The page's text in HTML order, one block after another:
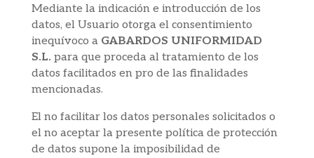
Mediante la indicación e introducción de los
datos, el Usuario otorga el consentimiento
inequívoco a GABARDOS UNIFORMIDAD
S.L. para que proceda al tratamiento de los
datos facilitados en pro de las finalidades
mencionadas.
El no facilitar los datos personales solicitados o
el no aceptar la presente política de protección
de datos supone la imposibilidad de